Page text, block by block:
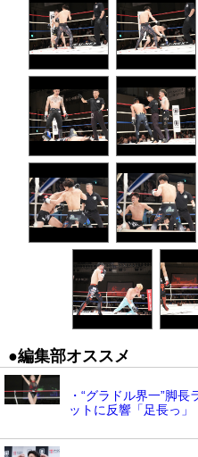
●編集部オススメ
・“グラドル界一”脚
ットに反響「足長っ」